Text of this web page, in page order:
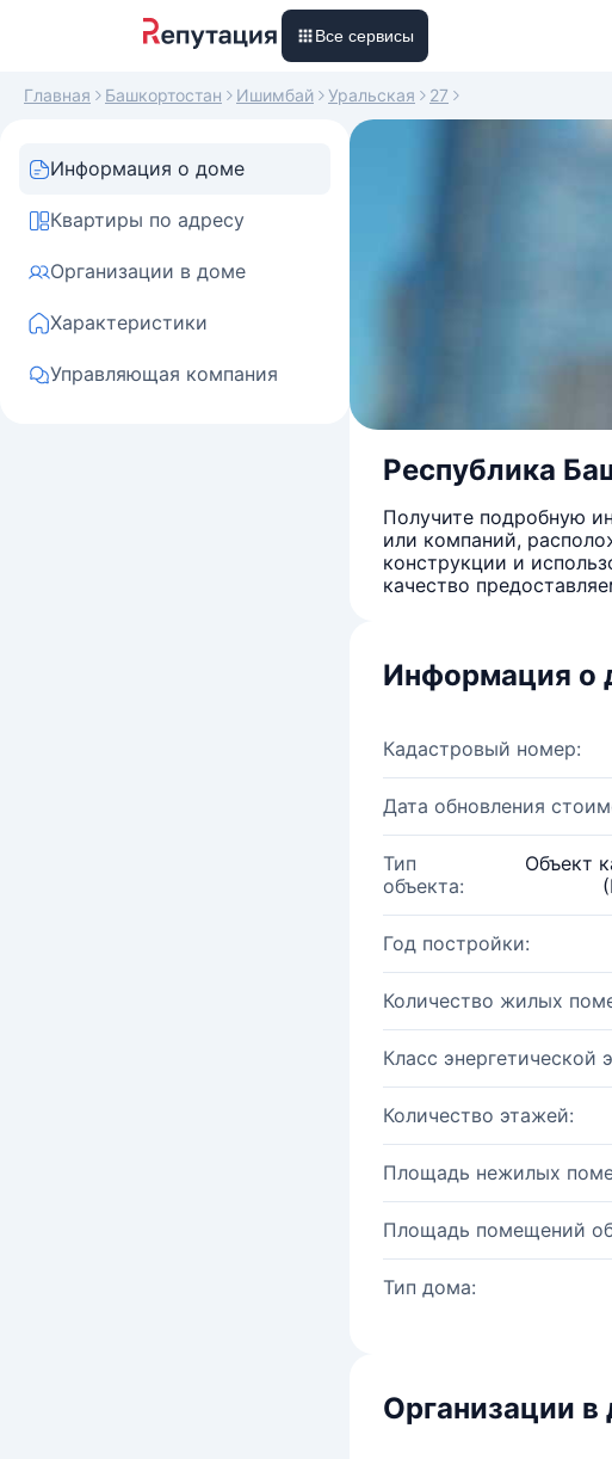
Все сервисы
Главная Башкортостан Ишимбай Уральская 27
Информация о доме
Квартиры по адресу
Организации в доме
Характеристики
Управляющая компания
Республика
Получите подробную
или компаний,
конструкции и
качество
Информация о
Кадастровый номер:
Дата обновления
Тип
объекта:
Объект
Год постройки:
Количество жилых
Класс энергетической
Количество этажей:
Площадь нежилых
Площадь помещений
Тип дома:
Организации в